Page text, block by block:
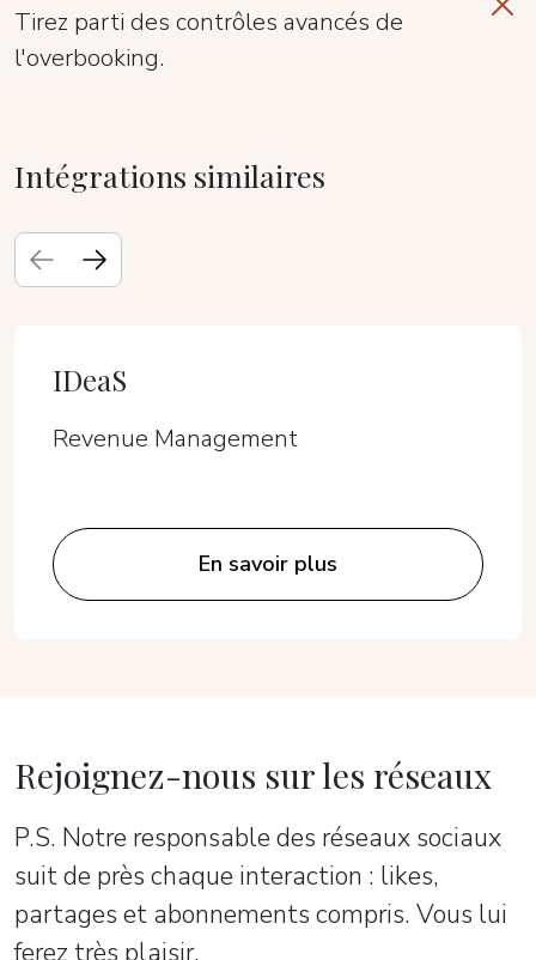
Tirez parti des contrôles avancés de
l'overbooking.
Intégrations similaires
IDeaS
Revenue Management
En savoir plus
Rejoignez-nous sur les réseaux
P.S. Notre responsable des réseaux sociaux
suit de près chaque interaction : likes,
partages et abonnements compris. Vous lui
ferez très plaisir.